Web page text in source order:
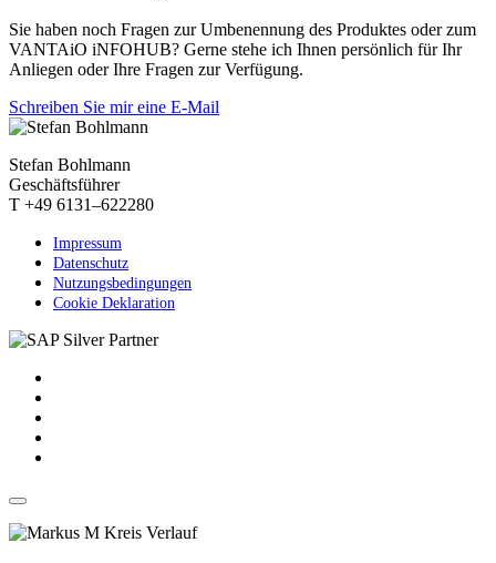
Sie haben noch Fragen zur Umbenennung des Produktes oder zum
VANTAiO iNFOHUB? Gerne stehe ich Ihnen persönlich für Ihr
Anliegen oder Ihre Fragen zur Verfügung.
Schreiben Sie mir eine E-Mail
Stefan Bohlmann
Geschäftsführer
T +49 6131–622280
Impressum
Datenschutz
Nutzungsbedingungen
Cookie Deklaration